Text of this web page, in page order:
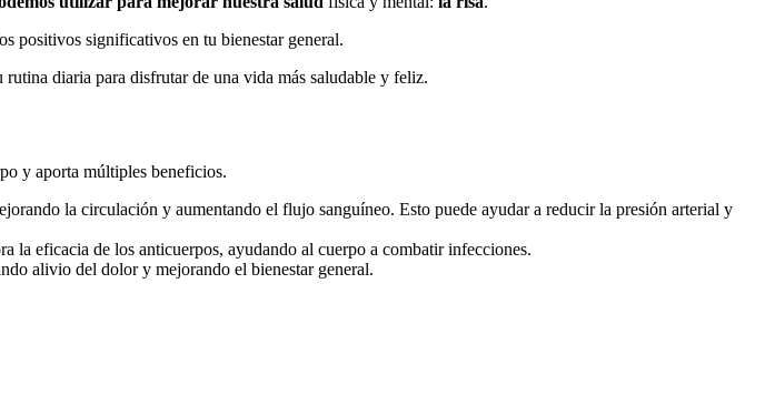
positivos significativos en tu bienestar general.
diaria para disfrutar de una vida más saludable y feliz.
y aporta múltiples beneficios.
la circulación y aumentando el flujo sanguíneo. Esto puede ayudar a reducir la presión arterial y
la eficacia de los anticuerpos, ayudando al cuerpo a combatir infecciones.
alivio del dolor y mejorando el bienestar general.